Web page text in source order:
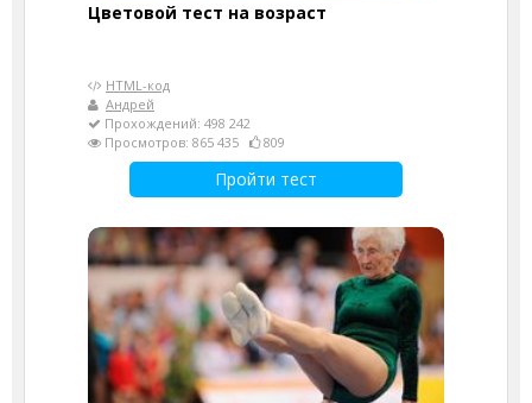
Цветовой тест на возраст
HTML-код
Андрей
Прохождений: 498 242
Просмотров: 865 435
809
Пройти тест